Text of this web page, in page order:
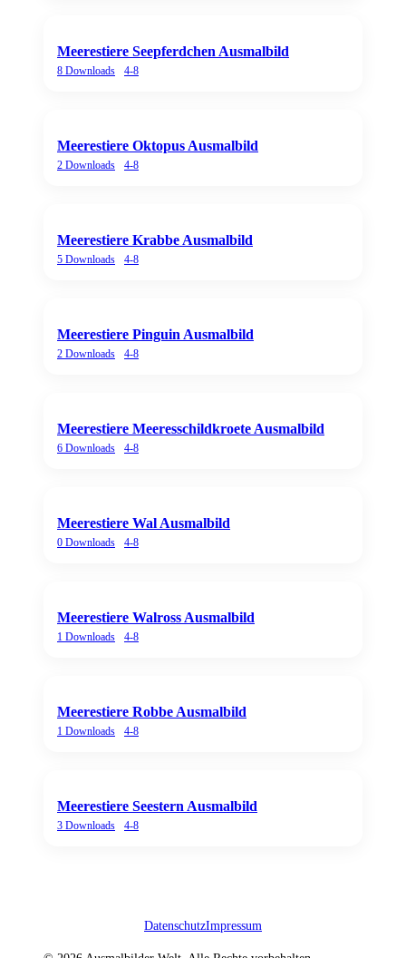
Meerestiere Seepferdchen Ausmalbild
8 Downloads 4-8
Meerestiere Oktopus Ausmalbild
2 Downloads 4-8
Meerestiere Krabbe Ausmalbild
5 Downloads 4-8
Meerestiere Pinguin Ausmalbild
2 Downloads 4-8
Meerestiere Meeresschildkroete Ausmalbild
6 Downloads 4-8
Meerestiere Wal Ausmalbild
0 Downloads 4-8
Meerestiere Walross Ausmalbild
1 Downloads 4-8
Meerestiere Robbe Ausmalbild
1 Downloads 4-8
Meerestiere Seestern Ausmalbild
3 Downloads 4-8
DatenschutzImpressum